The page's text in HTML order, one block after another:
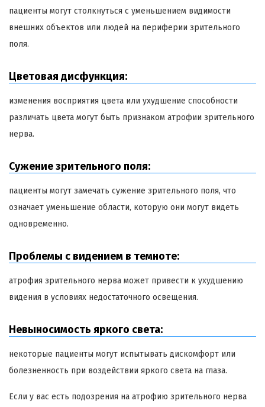
пациенты могут столкнуться с уменьшением видимости
внешних объектов или людей на периферии зрительного
поля.
Цветовая дисфункция:
изменения восприятия цвета или ухудшение способности
различать цвета могут быть признаком атрофии зрительного
нерва.
Сужение зрительного поля:
пациенты могут замечать сужение зрительного поля, что
означает уменьшение области, которую они могут видеть
одновременно.
Проблемы с видением в темноте:
атрофия зрительного нерва может привести к ухудшению
видения в условиях недостаточного освещения.
Невыносимость яркого света:
некоторые пациенты могут испытывать дискомфорт или
болезненность при воздействии яркого света на глаза.
Если у вас есть подозрения на атрофию зрительного нерва